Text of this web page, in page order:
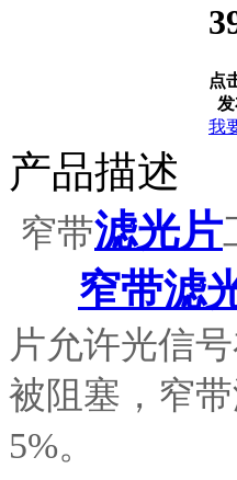
点
发
我
产品描述
窄带滤光片
窄带滤
片允许光信
被阻塞，窄
5%。